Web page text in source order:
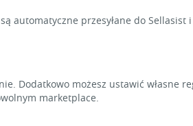
automatyczne przesyłane do
Dodatkowo możesz ustawić własne
marketplace.